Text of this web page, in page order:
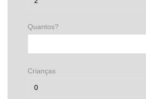
Quantos?
Crianças